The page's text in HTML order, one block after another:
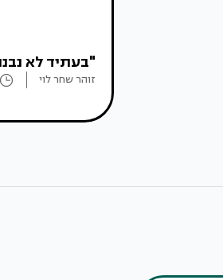
"בעתיד לא
זוהר שחר לוי